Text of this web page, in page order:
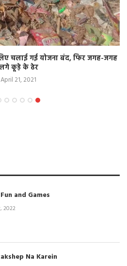
चलाई गई योजना बंद, फिर जगह-जगह
कूड़े के ढेर
April 21, 2021
and Games
2022
Na Karein